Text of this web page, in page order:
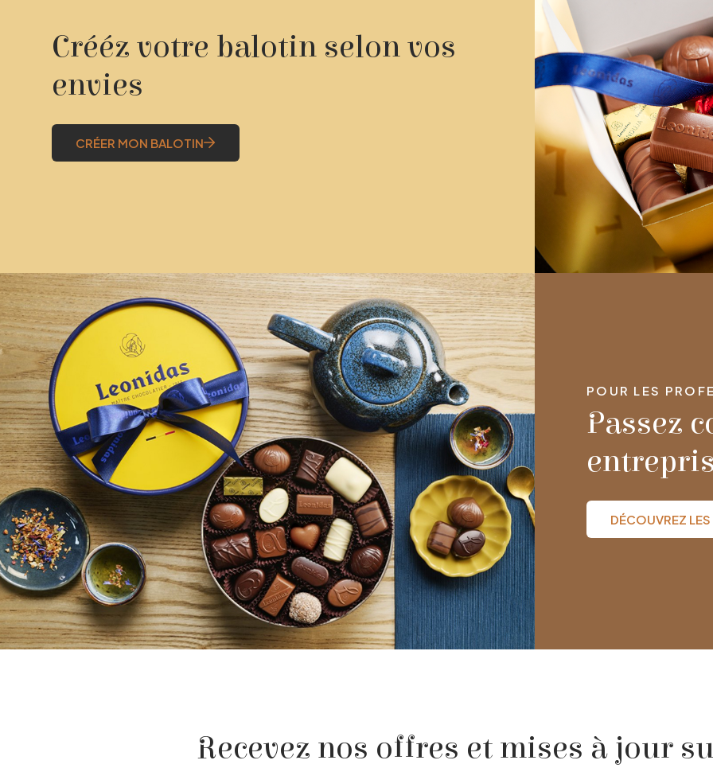
Crééz votre balotin selon vos
envies
CRÉER MON BALOTIN
POUR LES
Passez
DÉCOUVREZ
Recevez nos offres et mises à jour